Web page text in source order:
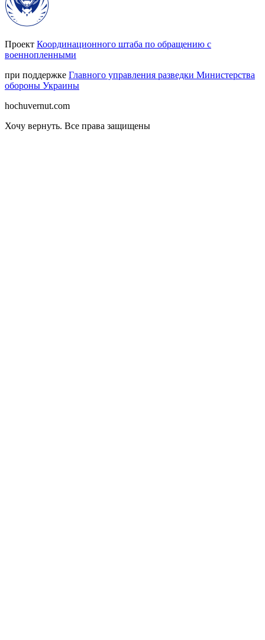
Проект Координационного штаба по обращению с
военнопленными
при поддержке Главного управления разведки Министерства
обороны Украины
hochuvernut.com
Хочу вернуть. Все права защищены